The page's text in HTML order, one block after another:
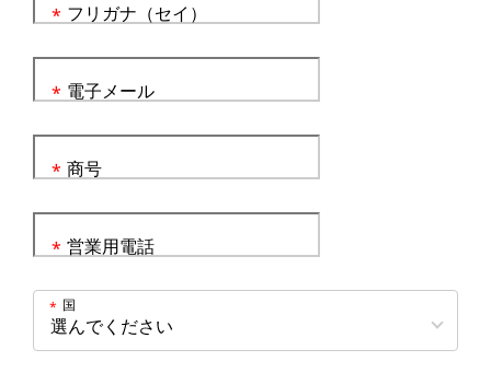
フリガナ（セイ）
*
電子メール
*
商号
*
営業用電話
*
国
*